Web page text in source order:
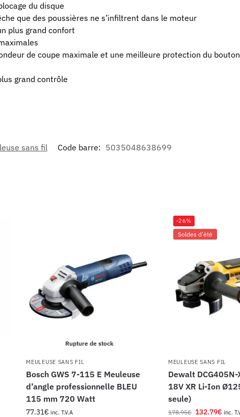
du disque
que des poussières ne s’infiltrent dans le moteur
plus grand confort
de coupe maximale et une meilleure protection du
grand contrôle
sans fil Code barre: 5035048638699
Rupture de stock
MEULEUSE SANS FIL
Bosch GWS 7-115 E Meuleuse
d’angle professionnelle BLEU
115 mm 720 Watt
77.31€ inc. T.V.A
-26%
Soldes d'été
MEULEUSE SANS FIL
Dewalt
18V XR Li-Ion
seule)
178.95€ 132.79€ inc.